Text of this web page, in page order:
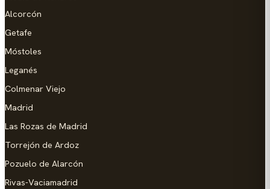
Alcorcón
Getafe
Móstoles
Leganés
Colmenar Viejo
Madrid
Las Rozas de Madrid
Torrejón de Ardoz
Pozuelo de Alarcón
Rivas-Vaciamadrid